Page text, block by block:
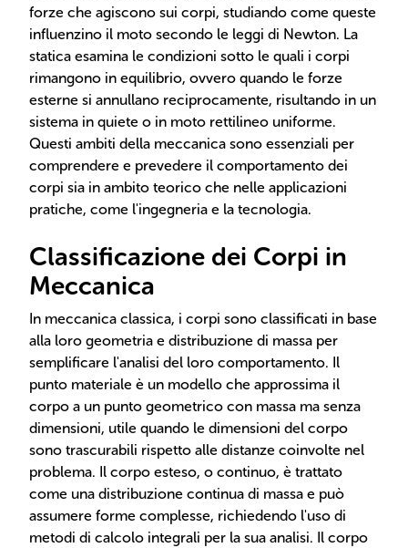
forze che agiscono sui corpi, studiando come queste
influenzino il moto secondo le leggi di Newton. La
statica esamina le condizioni sotto le quali i corpi
rimangono in equilibrio, ovvero quando le forze
esterne si annullano reciprocamente, risultando in un
sistema in quiete o in moto rettilineo uniforme.
Questi ambiti della meccanica sono essenziali per
comprendere e prevedere il comportamento dei
corpi sia in ambito teorico che nelle applicazioni
pratiche, come l'ingegneria e la tecnologia.
Classificazione dei Corpi in
Meccanica
In meccanica classica, i corpi sono classificati in base
alla loro geometria e distribuzione di massa per
semplificare l'analisi del loro comportamento. Il
punto materiale è un modello che approssima il
corpo a un punto geometrico con massa ma senza
dimensioni, utile quando le dimensioni del corpo
sono trascurabili rispetto alle distanze coinvolte nel
problema. Il corpo esteso, o continuo, è trattato
come una distribuzione continua di massa e può
assumere forme complesse, richiedendo l'uso di
metodi di calcolo integrali per la sua analisi. Il corpo